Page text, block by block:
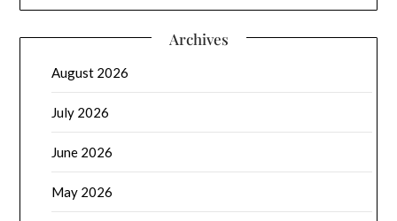
Archives
August 2026
July 2026
June 2026
May 2026